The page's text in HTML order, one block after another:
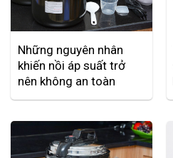
Những nguyên nhân
khiến nồi áp suất trở
nên không an toàn